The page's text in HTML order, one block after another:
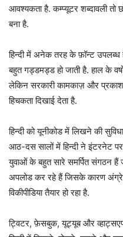
आवश्यकता है. कम्प्यूटर शब्दावली तो
बना है.
हिन्दी में अनेक तरह के फ़ॉन्ट
बहुत गड्डमड्ड हो जाती है. हाल के
लेकिन सरकारी कामकाज़ और
हिचकता दिखाई देता है.
हिन्दी को यूनीकोड में लिखने की
आठ-दस सालों में हिन्दी ने इंटरनेट
युवाओं के बहुत सारे समर्पित संगठन हैं
अपलोड कर रहे हैं जिसके कारण अंग्रेज़ी
विकीपीडिया तैयार हो रहा है.
ट्विटर, फ़ेसबुक, यूट्यूब और